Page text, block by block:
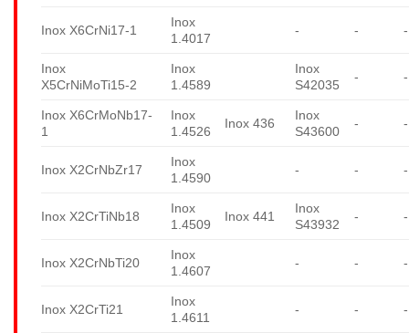
Inox X6CrNi17-1
Inox
1.4017
- - -
Inox
X5CrNiMoTi15-2
Inox
1.4589
Inox
S42035
- -
Inox X6CrMoNb17-
1
Inox
1.4526
Inox 436
Inox
S43600
- -
Inox X2CrNbZr17
Inox
1.4590
- - -
Inox X2CrTiNb18
Inox
1.4509
Inox 441
Inox
S43932
- -
Inox X2CrNbTi20
Inox
1.4607
- - -
Inox X2CrTi21
Inox
1.4611
- - -